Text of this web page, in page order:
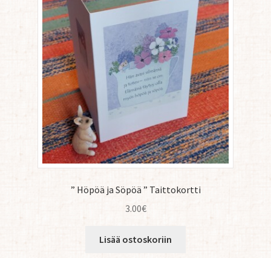
” Höpöä ja Söpöä ” Taittokortti
3.00€
Lisää ostoskoriin